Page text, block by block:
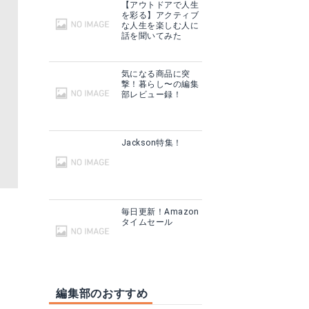
【アウトドアで人生
を彩る】アクティブ
な人生を楽しむ人に
話を聞いてみた
気になる商品に突
撃！暮らし〜の編集
部レビュー録！
Jackson特集！
毎日更新！Amazon
タイムセール
編集部のおすすめ